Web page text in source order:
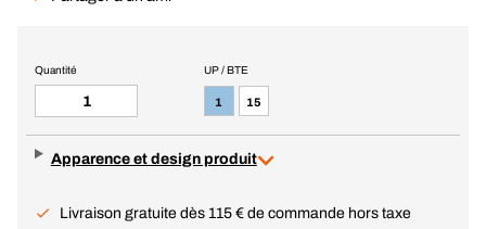
UP / BTE
1 15
Quantité
Apparence et design produit
Livraison gratuite dès 115 € de commande hors taxe